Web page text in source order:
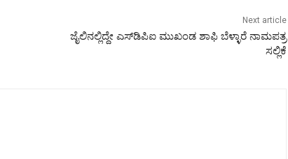
Next article
ಜೈಲಿನಲ್ಲಿದ್ದೇ ಎಸ್‍ಡಿಪಿಐ ಮುಖಂಡ ಶಾಫಿ ಬೆಳ್ಳಾರೆ ನಾಮಪತ್ರ
ಸಲ್ಲಿಕೆ